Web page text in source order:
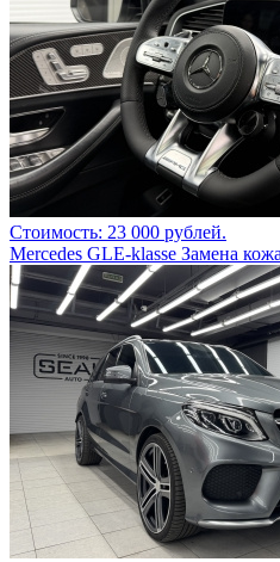
Стоимость: 23 000 рублей.
Mercedes GLE-klasse Замена